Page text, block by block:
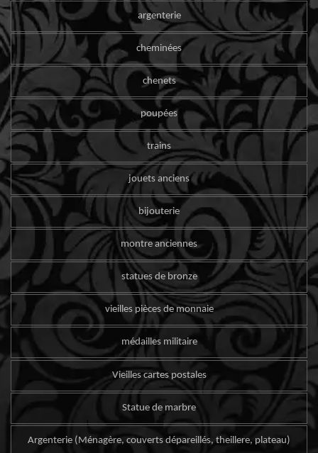
argenterie
cheminées
chenets
poupées
trains
jouets anciens
bijouterie
montre anciennes
statues de bronze
vieilles pièces de monnaie
médailles militaire
Vieilles cartes postales
Statue de marbre
Argenterie (Ménagère, couverts dépareillés, theillere, plateau)